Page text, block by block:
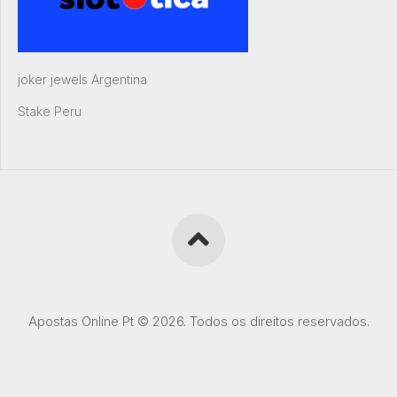
joker jewels Argentina
Stake Peru
Apostas Online Pt © 2026. Todos os direitos reservados.